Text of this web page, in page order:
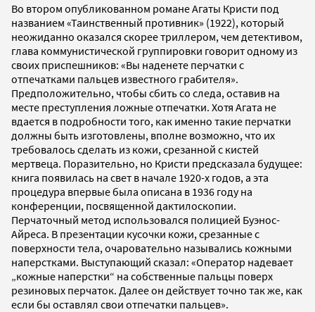
Во втором опубликованном романе Агаты Кристи под
названием «Таинственный противник» (1922), который
неожиданно оказался скорее триллером, чем детективом,
глава коммунистической группировки говорит одному из
своих приспешников: «Вы наденете перчатки с
отпечатками пальцев известного грабителя».
Предположительно, чтобы сбить со следа, оставив на
месте преступления ложные отпечатки. Хотя Агата не
вдается в подробности того, как именно такие перчатки
должны быть изготовлены, вполне возможно, что их
требовалось сделать из кожи, срезанной с кистей
мертвеца. Поразительно, но Кристи предсказала будущее:
книга появилась на свет в начале 1920-х годов, а эта
процедура впервые была описана в 1936 году на
конференции, посвященной дактилоскопии.
Перчаточный метод использовался полицией Буэнос-
Айреса. В презентации кусочки кожи, срезанные с
поверхности тела, очаровательно назывались кожными
наперстками. Выступающий сказал: «Оператор надевает
„кожные наперстки“ на собственные пальцы поверх
резиновых перчаток. Далее он действует точно так же, как
если бы оставлял свои отпечатки пальцев».